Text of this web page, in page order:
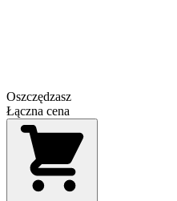
Oszczędzasz
Łączna cena